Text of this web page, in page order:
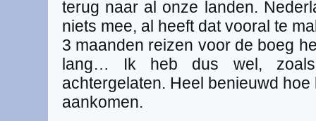
terug naar al onze landen.
niets mee, al heeft dat vooral te
3 maanden reizen voor de boeg
lang… Ik heb dus wel, zoals
achtergelaten. Heel benieuwd
aankomen.